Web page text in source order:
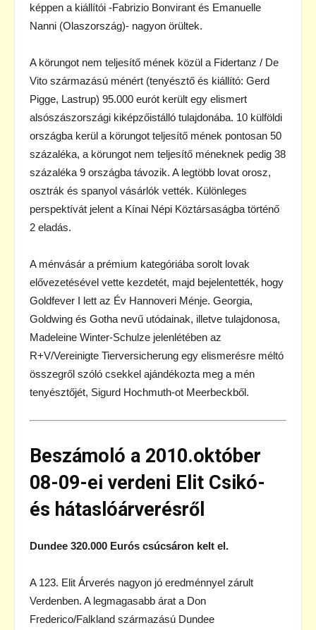
képpen a kiállítói -Fabrizio Bonvirant és Emanuelle
Nanni (Olaszország)- nagyon örültek.
A körungot nem teljesítő mének közül a Fidertanz / De
Vito származású ménért (tenyésztő és kiállító: Gerd
Pigge, Lastrup) 95.000 eurót került egy elismert
alsószászországi kiképzőistálló tulajdonába. 10 külföldi
országba kerül a körungot teljesítő mének pontosan 50
százaléka, a körungot nem teljesítő méneknek pedig 38
százaléka 9 országba távozik. A legtöbb lovat orosz,
osztrák és spanyol vásárlók vették. Különleges
perspektívát jelent a Kínai Népi Köztársaságba történő
2 eladás.
A ménvásár a prémium kategóriába sorolt lovak
elővezetésével vette kezdetét, majd bejelentették, hogy
Goldfever I lett az Év Hannoveri Ménje. Georgia,
Goldwing és Gotha nevű utódainak, illetve tulajdonosa,
Madeleine Winter-Schulze jelenlétében az
R+V/Vereinigte Tierversicherung egy elismerésre méltó
összegről szóló csekkel ajándékozta meg a mén
tenyésztőjét, Sigurd Hochmuth-ot Meerbeckből.
Beszámoló a 2010.október
08-09-ei verdeni Elit Csikó-
és hátaslóárverésről
Dundee 320.000 Eurós csúcsáron kelt el.
A 123. Elit Árverés nagyon jó eredménnyel zárult
Verdenben. A legmagasabb árat a Don
Frederico/Falkland származású Dundee